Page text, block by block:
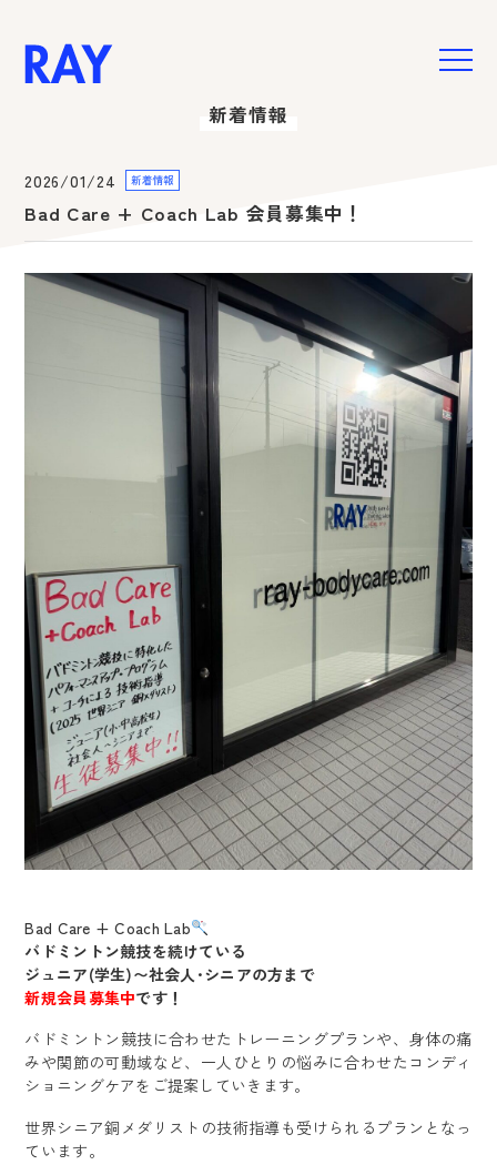
お悩み別メニュー
肩こり・腰痛・膝痛
ご予約・お問い合わせ
新着情報
2026/01/24 新着情報
Bad Care + Coach Lab 会員募集中！
Bad Care + Coach Lab
バドミントン競技を続けている
ジュニア(学生)〜社会人･シニアの方まで
新規会員募集中です！
バドミントン競技に合わせたトレーニングプランや、身体の痛
みや関節の可動域など、一人ひとりの悩みに合わせたコンディ
ショニングケアをご提案していきます。
世界シニア銅メダリストの技術指導も受けられるプランとなっ
ています。